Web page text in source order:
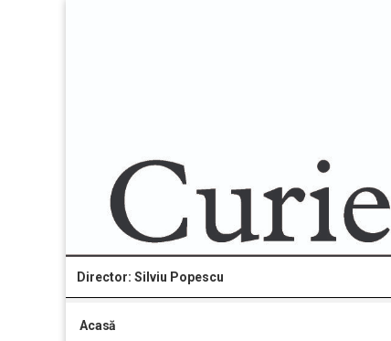
Director: Silviu Popescu
Acasă